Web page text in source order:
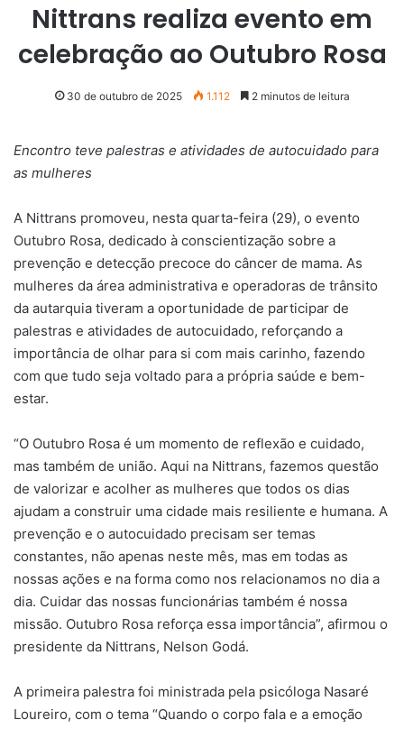
Nittrans realiza evento em
celebração ao Outubro Rosa
30 de outubro de 2025 1.112 2 minutos de leitura
Encontro teve palestras e atividades de autocuidado para
as mulheres
A Nittrans promoveu, nesta quarta-feira (29), o evento
Outubro Rosa, dedicado à conscientização sobre a
prevenção e detecção precoce do câncer de mama. As
mulheres da área administrativa e operadoras de trânsito
da autarquia tiveram a oportunidade de participar de
palestras e atividades de autocuidado, reforçando a
importância de olhar para si com mais carinho, fazendo
com que tudo seja voltado para a própria saúde e bem-
estar.
“O Outubro Rosa é um momento de reflexão e cuidado,
mas também de união. Aqui na Nittrans, fazemos questão
de valorizar e acolher as mulheres que todos os dias
ajudam a construir uma cidade mais resiliente e humana. A
prevenção e o autocuidado precisam ser temas
constantes, não apenas neste mês, mas em todas as
nossas ações e na forma como nos relacionamos no dia a
dia. Cuidar das nossas funcionárias também é nossa
missão. Outubro Rosa reforça essa importância”, afirmou o
presidente da Nittrans, Nelson Godá.
A primeira palestra foi ministrada pela psicóloga Nasaré
Loureiro, com o tema “Quando o corpo fala e a emoção